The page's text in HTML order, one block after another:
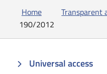
Home Transparent
190/2012
Universal access